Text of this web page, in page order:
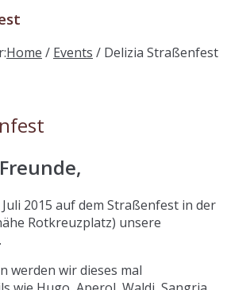
Home / Events / Delizia Straßenfest
2015 auf dem Straßenfest in der
Rotkreuzplatz) unsere
werden wir dieses mal